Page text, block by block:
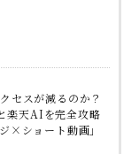
セスが減るのか？
楽天AIを完全攻略
×ショート動画」